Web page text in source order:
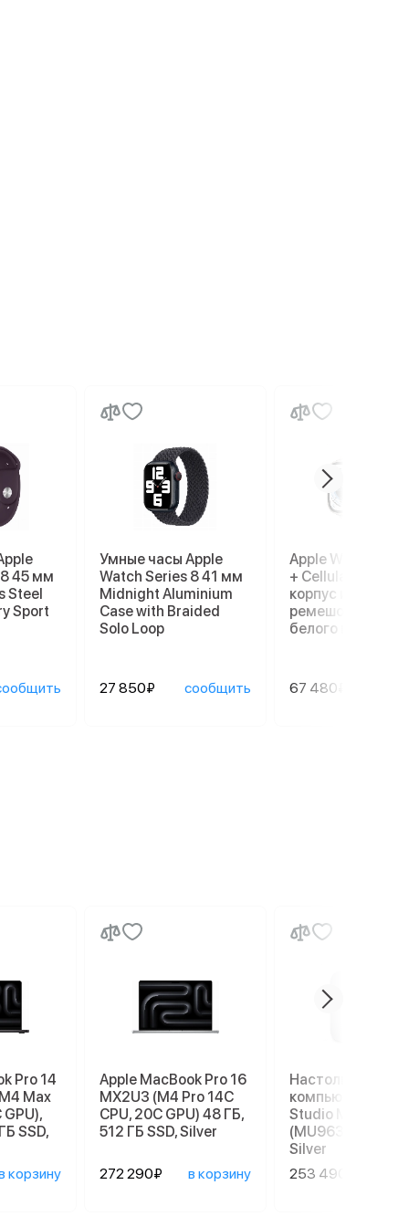
45 мм
Steel
Sport
Умные часы Apple
Watch Series 8 41 мм
Midnight Aluminium
Case with Braided
Solo Loop
27 850₽ сообщить
Apple Watch Ultra
+ Cellular, 49 мм,
корпус из титана,
ремешок Ocean
белого цвета
67 480₽
Pro 14
Max
GPU),
SSD,
корзину
Apple MacBook Pro 16
MX2U3 (M4 Pro 14C
CPU, 20C GPU) 48 ГБ,
512 ГБ SSD, Silver
272 290₽ в корзину
Настольный
компьютер
Studio M4 Max
(MU963), 36/512
Silver
253 490₽